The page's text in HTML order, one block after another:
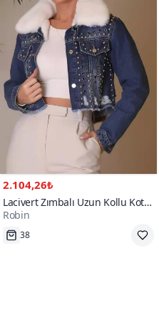
2.104,26₺
Lacivert Zımbalı Uzun Kollu Kot
Mont
Robin
38